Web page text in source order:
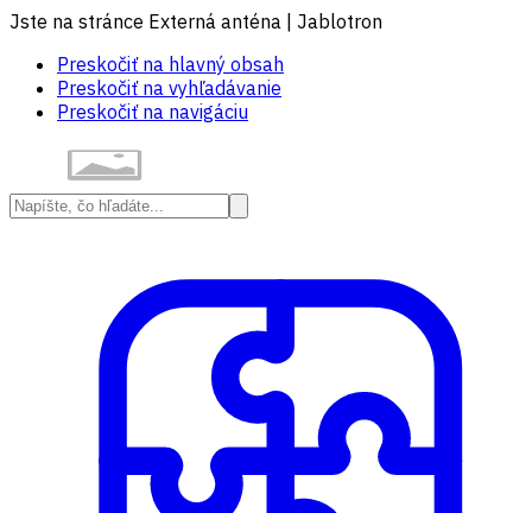
Jste na stránce Externá anténa | Jablotron
Preskočiť na hlavný obsah
Preskočiť na vyhľadávanie
Preskočiť na navigáciu